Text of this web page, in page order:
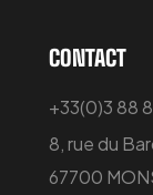
CONTACT
+33(0)3 88
8, rue du
67700